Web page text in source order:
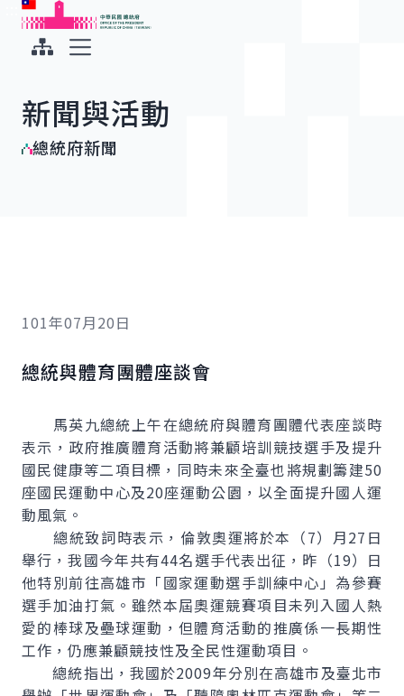
跳到主要內容
中華民國總統府
新聞與活動
總統府新聞
101年07月20日
總統與體育團體座談會
馬英九總統上午在總統府與體育團體代表座談時
表示，政府推廣體育活動將兼顧培訓競技選手及提升
國民健康等二項目標，同時未來全臺也將規劃籌建50
座國民運動中心及20座運動公園，以全面提升國人運
動風氣。
總統致詞時表示，倫敦奧運將於本（7）月27日
舉行，我國今年共有44名選手代表出征，昨（19）日
他特別前往高雄市「國家運動選手訓練中心」為參賽
選手加油打氣。雖然本屆奧運競賽項目未列入國人熱
愛的棒球及壘球運動，但體育活動的推廣係一長期性
工作，仍應兼顧競技性及全民性運動項目。
總統指出，我國於2009年分別在高雄市及臺北市